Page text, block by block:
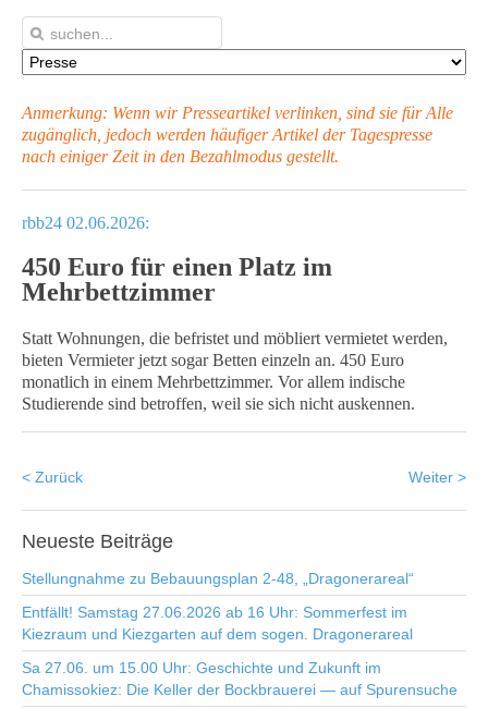
Anmerkung: Wenn wir Presseartikel verlinken, sind sie für Alle
zugänglich, jedoch werden häufiger Artikel der Tagespresse
nach einiger Zeit in den Bezahlmodus gestellt.
rbb24 02.06.2026:
450 Euro für einen Platz im
Mehrbettzimmer
Statt Wohnungen, die befristet und möbliert vermietet werden,
bieten Vermieter jetzt sogar Betten einzeln an. 450 Euro
monatlich in einem Mehrbettzimmer. Vor allem indische
Studierende sind betroffen, weil sie sich nicht auskennen.
< Zurück Weiter >
Neueste Beiträge
Stellungnahme zu Bebauungsplan 2-48, „Dragonerareal“
Entfällt! Samstag 27.06.2026 ab 16 Uhr: Sommerfest im
Kiezraum und Kiezgarten auf dem sogen. Dragonerareal
Sa 27.06. um 15.00 Uhr: Geschichte und Zukunft im
Chamissokiez: Die Keller der Bockbrauerei — auf Spurensuche